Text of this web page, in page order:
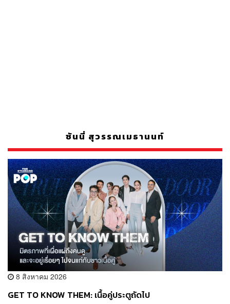
ซันนี่ สุวรรณเมธานนท์
8 สิงหาคม 2026
GET TO KNOW THEM: เนื้อคู่ประตูถัดไป